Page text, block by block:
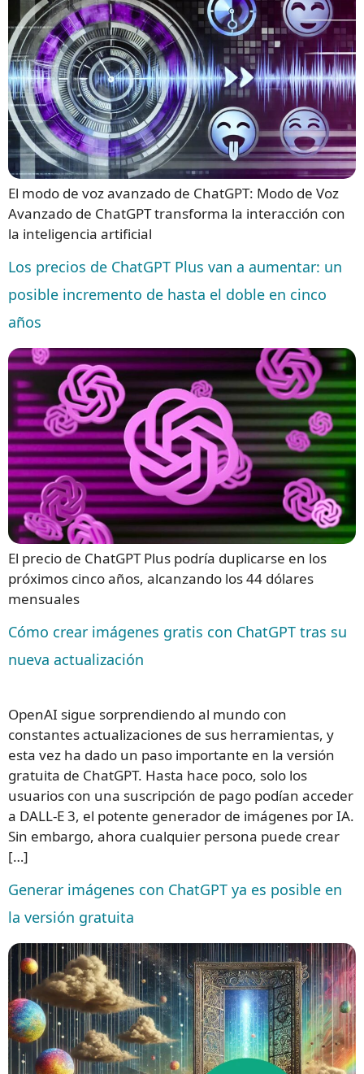
El modo de voz avanzado de ChatGPT: Modo de Voz
Avanzado de ChatGPT transforma la interacción con
la inteligencia artificial
Los precios de ChatGPT Plus van a aumentar: un
posible incremento de hasta el doble en cinco
años
El precio de ChatGPT Plus podría duplicarse en los
próximos cinco años, alcanzando los 44 dólares
mensuales
Cómo crear imágenes gratis con ChatGPT tras su
nueva actualización
OpenAI sigue sorprendiendo al mundo con
constantes actualizaciones de sus herramientas, y
esta vez ha dado un paso importante en la versión
gratuita de ChatGPT. Hasta hace poco, solo los
usuarios con una suscripción de pago podían acceder
a DALL-E 3, el potente generador de imágenes por IA.
Sin embargo, ahora cualquier persona puede crear
[…]
Generar imágenes con ChatGPT ya es posible en
la versión gratuita